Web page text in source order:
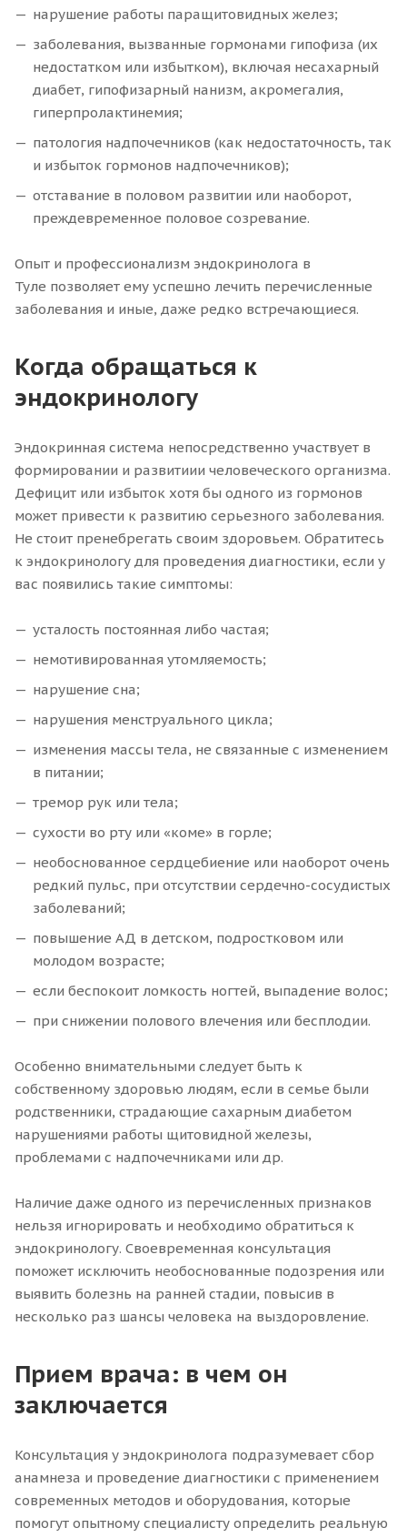
нарушение работы паращитовидных желез;
заболевания, вызванные гормонами гипофиза (их
недостатком или избытком), включая несахарный
диабет, гипофизарный нанизм, акромегалия,
гиперпролактинемия;
патология надпочечников (как недостаточность, так
и избыток гормонов надпочечников);
отставание в половом развитии или наоборот,
преждевременное половое созревание.
Опыт и профессионализм эндокринолога в
Туле позволяет ему успешно лечить перечисленные
заболевания и иные, даже редко встречающиеся.
Когда обращаться к
эндокринологу
Эндокринная система непосредственно участвует в
формировании и развитиии человеческого организма.
Дефицит или избыток хотя бы одного из гормонов
может привести к развитию серьезного заболевания.
Не стоит пренебрегать своим здоровьем. Обратитесь
к эндокринологу для проведения диагностики, если у
вас появились такие симптомы:
усталость постоянная либо частая;
немотивированная утомляемость;
нарушение сна;
нарушения менструального цикла;
изменения массы тела, не связанные с изменением
в питании;
тремор рук или тела;
сухости во рту или «коме» в горле;
необоснованное сердцебиение или наоборот очень
редкий пульс, при отсутствии сердечно-сосудистых
заболеваний;
повышение АД в детском, подростковом или
молодом возрасте;
если беспокоит ломкость ногтей, выпадение волос;
при снижении полового влечения или бесплодии.
Особенно внимательными следует быть к
собственному здоровью людям, если в семье были
родственники, страдающие сахарным диабетом
нарушениями работы щитовидной железы,
проблемами с надпочечниками или др.
Наличие даже одного из перечисленных признаков
нельзя игнорировать и необходимо обратиться к
эндокринологу. Своевременная консультация
поможет исключить необоснованные подозрения или
выявить болезнь на ранней стадии, повысив в
несколько раз шансы человека на выздоровление.
Прием врача: в чем он
заключается
Консультация у эндокринолога подразумевает сбор
анамнеза и проведение диагностики с применением
современных методов и оборудования, которые
помогут опытному специалисту определить реальную